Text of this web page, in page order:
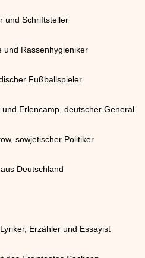
und Schriftsteller
und Rassenhygieniker
Fußballspieler
Erlencamp, deutscher General
sowjetischer Politiker
Deutschland
Erzähler und Essayist